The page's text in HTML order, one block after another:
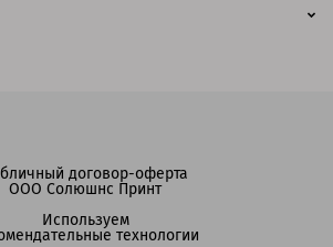
договор-оферта
ООО Солюшнс Принт
Используем
технологии